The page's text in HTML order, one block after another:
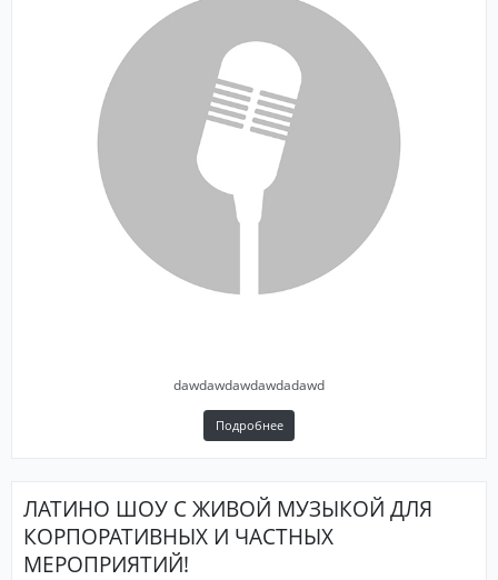
dawdawdawdawdadawd
Подробнее
ЛАТИНО ШОУ С ЖИВОЙ МУЗЫКОЙ ДЛЯ
КОРПОРАТИВНЫХ И ЧАСТНЫХ
МЕРОПРИЯТИЙ!